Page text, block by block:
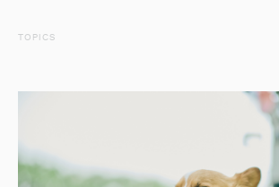
TOPICS